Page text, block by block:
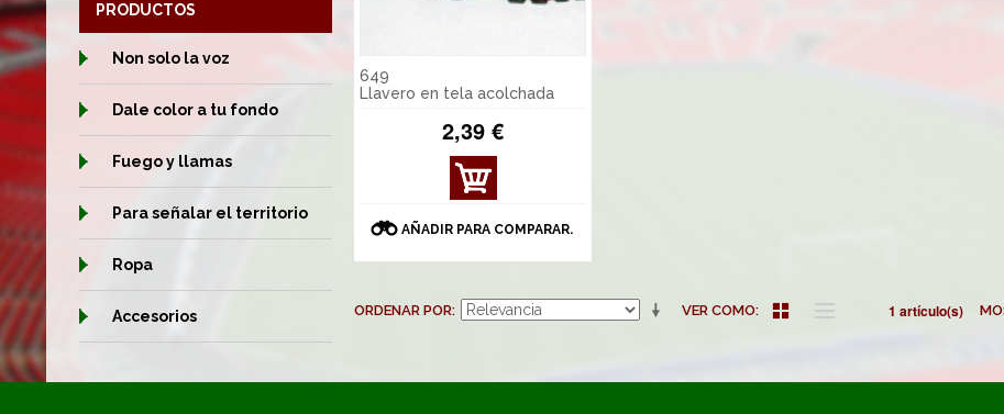
649
Llavero en tela acolchada
2,39 €
VER
DET
ES
AÑADIR PARA COMPARAR.
VER COMO
ORDENAR POR 1 artículo(s)
PRODUCTOS
Non solo la voz
Dale color a tu fondo
Fuego y llamas
Para señalar el territorio
Ropa
Accesorios